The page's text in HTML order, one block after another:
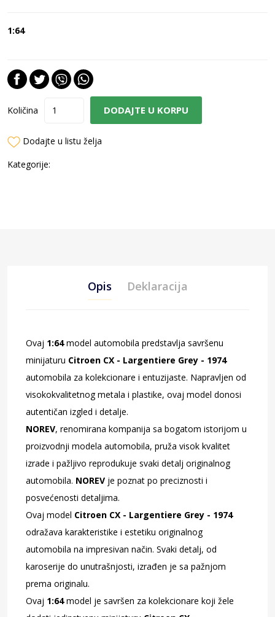
1:64
Količina DODAJTE U KORPU
Dodajte u listu želja
Kategorije:
Opis Deklaracija
Ovaj 1:64model automobila predstavlja savršenu
minijaturu Citroen CX - Largentiere Grey - 1974
automobila za kolekcionare i entuzijaste. Napravljen od
visokokvalitetnog metala i plastike, ovaj model donosi
autentičan izgled i detalje.
NOREV, renomirana kompanija sa bogatom istorijom u
proizvodnji modela automobila, pruža visok kvalitet
izrade i pažljivo reprodukuje svaki detalj originalnog
automobila. NOREV je poznat po preciznosti i
posvećenosti detaljima.
Ovaj model Citroen CX - Largentiere Grey - 1974
odražava karakteristike i estetiku originalnog
automobila na impresivan način. Svaki detalj, od
karoserije do unutrašnjosti, izrađen je sa pažnjom
prema originalu.
Ovaj 1:64model je savršen za kolekcionare koji žele